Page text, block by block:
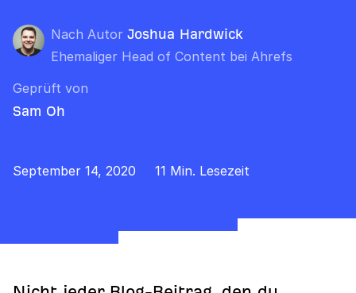
Nach Autor Joshua Hardwick
Ehemaliger Head of Content bei Ahrefs
Geprüft von
Sam Oh
September 14, 2020 11 Min. Lesezeit